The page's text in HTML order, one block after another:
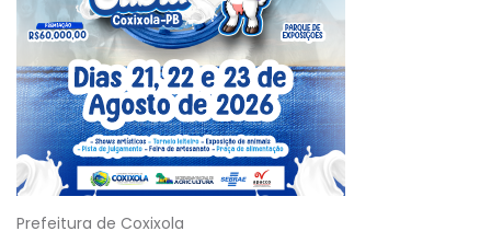
Prefeitura de Coxixola